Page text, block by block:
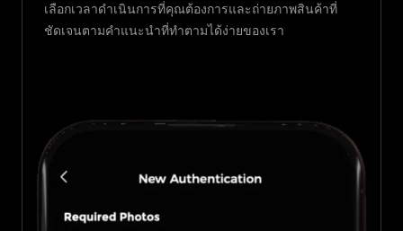
เลือกเวลาดำเนินการที่คุณต้องการและถ่ายภาพสินค้าที่
ชัดเจนตามคำแนะนำที่ทำตามได้ง่ายของเรา